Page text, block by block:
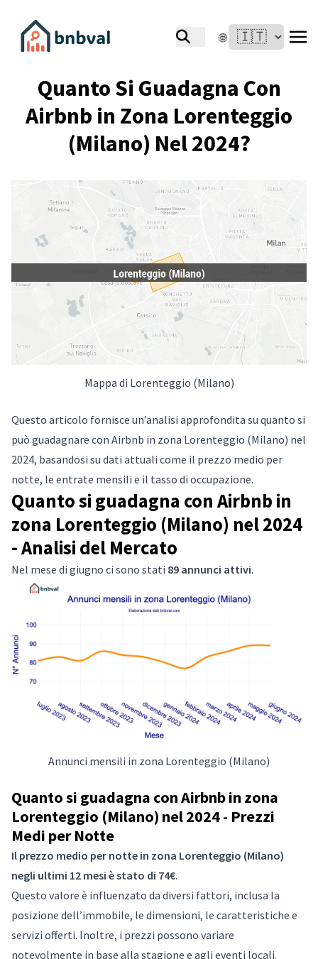
🌐
Quanto Si Guadagna Con
Airbnb in Zona Lorenteggio
(Milano) Nel 2024?
Mappa di Lorenteggio (Milano)
Questo articolo fornisce un’analisi approfondita su quanto si
può guadagnare con Airbnb in zona Lorenteggio (Milano) nel
2024, basandosi su dati attuali come il prezzo medio per
notte, le entrate mensili e il tasso di occupazione.
Quanto si guadagna con Airbnb in
zona Lorenteggio (Milano) nel 2024
- Analisi del Mercato
Nel mese di giugno ci sono stati 89 annunci attivi.
Annunci mensili in zona Lorenteggio (Milano)
Quanto si guadagna con Airbnb in zona
Lorenteggio (Milano) nel 2024 - Prezzi
Medi per Notte
Il prezzo medio per notte in zona Lorenteggio (Milano)
negli ultimi 12 mesi è stato di 74€.
Questo valore è influenzato da diversi fattori, inclusa la
posizione dell’immobile, le dimensioni, le caratteristiche e
servizi offerti. Inoltre, i prezzi possono variare
notevolmente in base alla stagione e agli eventi locali.